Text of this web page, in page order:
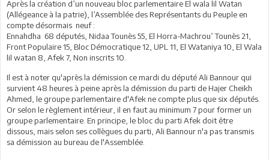
Après la création d’un nouveau bloc parlementaire El wala lil Watan
(Allégeance à la patrie), l’Assemblée des Représentants du Peuple en
compte désormais neuf :
Ennahdha 68 députés, Nidaa Tounès 55, El Horra-Machrou’ Tounès 21,
Front Populaire 15, Bloc Démocratique 12, UPL 11, El Wataniya 10, El Wala
lil watan 8, Afek 7, Non inscrits 10.
Il est à noter qu'après la démission ce mardi du député Ali Bannour qui
survient 48 heures à peine après la démission du parti de Hajer Cheikh
Ahmed, le groupe parlementaire d'Afek ne compte plus que six députés.
Or selon le règlement intérieur, il en faut au minimum 7 pour former un
groupe parlementaire. En principe, le bloc du parti Afek doit être
dissous, mais selon ses collègues du parti, Ali Bannour n'a pas transmis
sa démission au bureau de l'Assemblée.